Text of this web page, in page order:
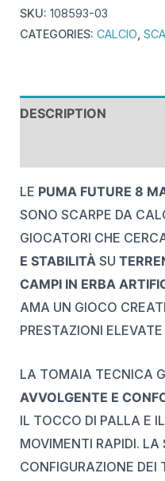
SKU: 108593-03
CATEGORIES: CALCIO,
DESCRIPTION
LE PUMA FUTURE 8
SONO SCARPE DA
GIOCATORI CHE
E STABILITÀSU
CAMPI IN ERBA
AMA UN GIOCO
PRESTAZIONI
LA TOMAIA TECNICA
AVVOLGENTE E
IL TOCCO DI PALLA E
MOVIMENTI RAPIDI. LA
CONFIGURAZIONE DEI